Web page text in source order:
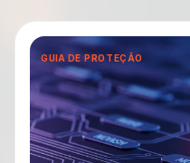
GUIA DE PROTEÇÃO